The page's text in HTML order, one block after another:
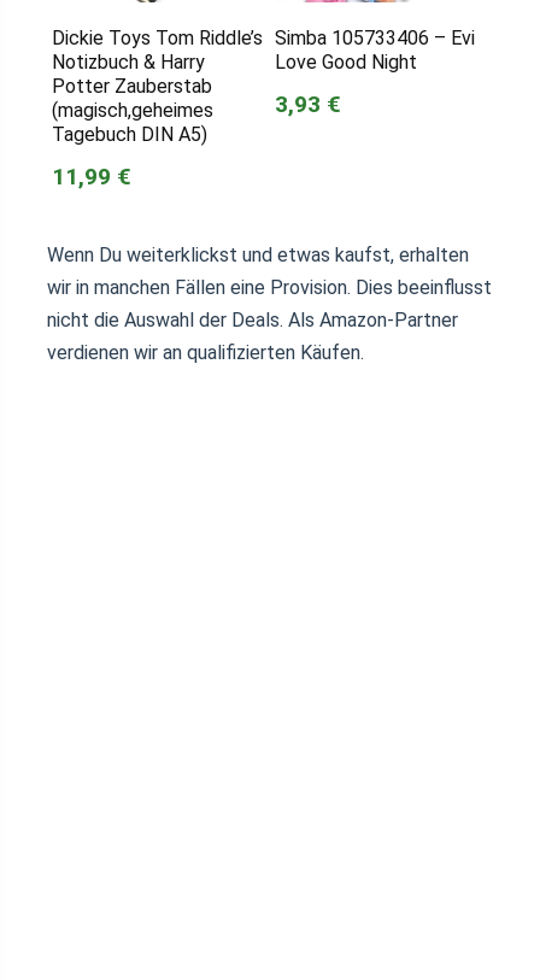
Dickie Toys Tom Riddle’s
Notizbuch & Harry
Potter Zauberstab
(magisch,geheimes
Tagebuch DIN A5)
11,99 €
Simba 105733406 – Evi
Love Good Night
3,93 €
Wenn Du weiterklickst und etwas kaufst, erhalten
wir in manchen Fällen eine Provision. Dies beeinflusst
nicht die Auswahl der Deals. Als Amazon-Partner
verdienen wir an qualifizierten Käufen.